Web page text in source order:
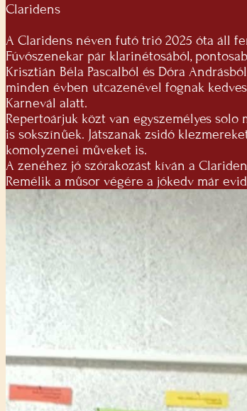
Claridens
A Claridens néven futó trió 2025 óta áll
Fúvószenekar pár klarinétosából,
Krisztián Béla Pascalból és Dóra
minden évben utcazenével fognak
Karnevál alatt.
Repertoárjuk közt van egyszemélyes
is sokszínűek. Játszanak zsidó
komolyzenei műveket is.
A zenéhez jó szórakozást kíván a
Remélik a műsor végére a jókedv már